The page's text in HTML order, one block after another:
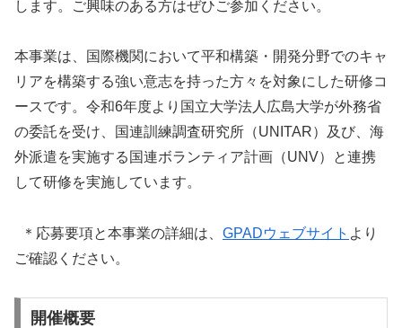
します。ご興味のある方はぜひご参加ください。
本事業は、国際機関において平和構築・開発分野でのキャ
リアを構築する強い意志を持った方々を対象にした研修コ
ースです。令和6年度より国立大学法人広島大学が外務省
の委託を受け、国連訓練調査研究所（UNITAR）及び、海
外派遣を実施する国連ボランティア計画（UNV）と連携
して研修を実施しています。
＊応募要項と本事業の詳細は、 GPADウェブサイト より
ご確認ください。
開催概要